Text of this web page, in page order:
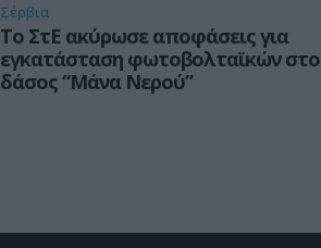
Σέρβια
Το ΣτΕ ακύρωσε αποφάσεις για
εγκατάσταση φωτοβολταϊκών στο
δάσος “Μάνα Νερού”